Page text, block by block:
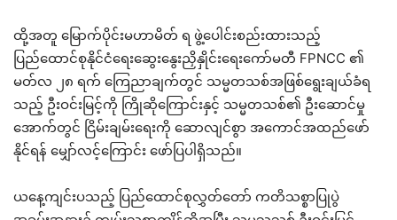
ထို့အတူ မြောက်ပိုင်းမဟာမိတ် ရ ဖွဲ့ပေါင်းစည်းထားသည့်
ပြည်ထောင်စုနိုင်ငံရေးဆွေးနွေးညှိနှိုင်းရေးကော်မတီ FPNCC ၏
မတ်လ ၂၈ ရက် ကြေညာချက်တွင် သမ္မတသစ်အဖြစ်ရွေးချယ်ခံရ
သည့် ဦးဝင်းမြင့်ကို ကြိုဆိုကြောင်းနှင့် သမ္မတသစ်၏ ဦးဆောင်မှု
အောက်တွင် ငြိမ်းချမ်းရေးကို ဆောလျင်စွာ အကောင်အထည်ဖော်
နိုင်ရန် မျှော်လင့်ကြောင်း ဖော်ပြပါရှိသည်။
ယနေ့ကျင်းပသည့် ပြည်ထောင်စုလွှတ်တော် ကတိသစ္စာပြုပွဲ